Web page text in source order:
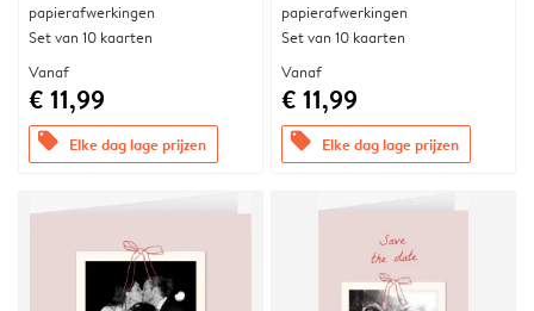
papierafwerkingen
Set van 10 kaarten
Vanaf
€ 11,99
offers Elke dag lage prijzen
papierafwerkingen
Set van 10 kaarten
Vanaf
€ 11,99
offers Elke dag lage prijzen